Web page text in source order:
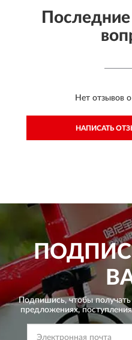
Нет отзывов
НАПИСАТЬ
Подпишись, чтобы
предложениях,